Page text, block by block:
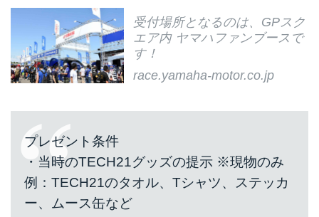
受付場所となるのは、GPスク
エア内 ヤマハファンブースで
す！
race.yamaha-motor.co.jp
プレゼント条件
・当時のTECH21グッズの提示 ※現物のみ
例：TECH21のタオル、Tシャツ、ステッカ
ー、ムース缶など